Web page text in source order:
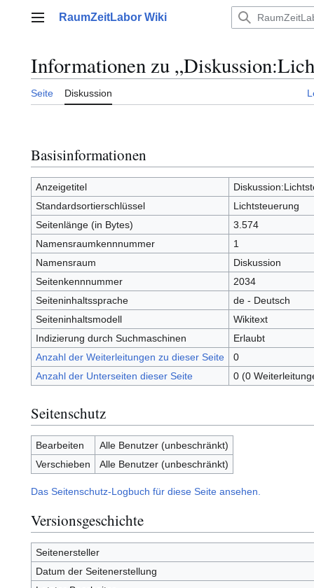
Hauptmenü
RaumZeitLabor Wiki
Informationen zu
Seite Diskussion
Basisinformationen
Anzeigetitel
Standardsortierschlüssel
Lichtsteuerung
Seitenlänge (in Bytes)
3.574
Namensraumkennnummer
1
Namensraum
Diskussion
Seitenkennnummer
2034
Seiteninhaltssprache
de - Deutsch
Seiteninhaltsmodell
Wikitext
Indizierung durch Suchmaschinen
Erlaubt
Anzahl der Weiterleitungen zu dieser Seite
0
Anzahl der Unterseiten dieser Seite
0 (0
Seitenschutz
Bearbeiten
Alle Benutzer (unbeschränkt)
Verschieben
Alle Benutzer (unbeschränkt)
Das Seitenschutz-Logbuch für diese Seite ansehen.
Versionsgeschichte
Seitenersteller
Datum der Seitenerstellung